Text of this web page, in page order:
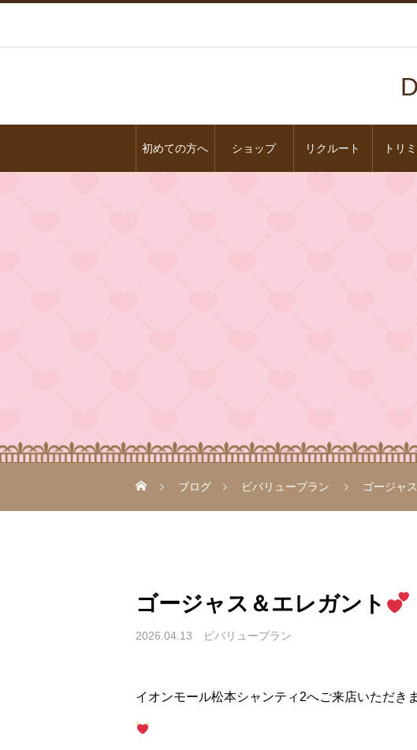
初めての方へ ショップ リクルート トリ
ブログ ビバリュープラン ゴージャ
ゴージャス＆エレガント
2026.04.13 ビバリュープラン
イオンモール松本シャンティ2へご来店いただき